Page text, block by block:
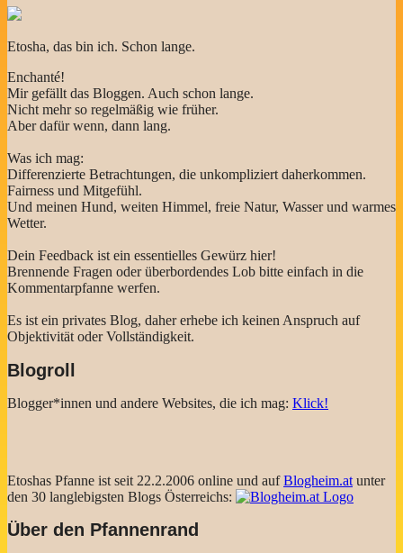
Etosha, das bin ich. Schon lange.
Enchanté!
Mir gefällt das Bloggen. Auch schon lange.
Nicht mehr so regelmäßig wie früher.
Aber dafür wenn, dann lang.
Was ich mag:
Differenzierte Betrachtungen, die unkompliziert daherkommen.
Fairness und Mitgefühl.
Und meinen Hund, weiten Himmel, freie Natur, Wasser und warmes
Wetter.
Dein Feedback ist ein essentielles Gewürz hier!
Brennende Fragen oder überbordendes Lob bitte einfach in die
Kommentarpfanne werfen.
Es ist ein privates Blog, daher erhebe ich keinen Anspruch auf
Objektivität oder Vollständigkeit.
Blogroll
Blogger*innen und andere Websites, die ich mag: Klick!
Etoshas Pfanne ist seit 22.2.2006 online und aufBlogheim.at unter
den 30 langlebigsten Blogs Österreichs:
Über den Pfannenrand